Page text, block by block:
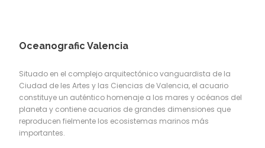
Oceanografic Valencia
Situado en el complejo arquitectónico vanguardista de la
Ciudad de les Artes y las Ciencias de Valencia, el acuario
constituye un auténtico homenaje a los mares y océanos del
planeta y contiene acuarios de grandes dimensiones que
reproducen fielmente los ecosistemas marinos más
importantes.